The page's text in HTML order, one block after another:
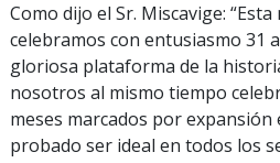
Como dijo el Sr. Miscavige:
celebramos con entusiasmo 31
gloriosa plataforma de la
nosotros al mismo tiempo
meses marcados por expansión
probado ser ideal en todos los